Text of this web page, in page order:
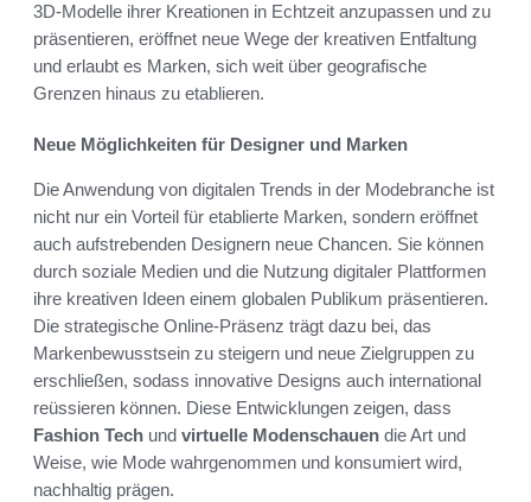
3D-Modelle ihrer Kreationen in Echtzeit anzupassen und zu
präsentieren, eröffnet neue Wege der kreativen Entfaltung
und erlaubt es Marken, sich weit über geografische
Grenzen hinaus zu etablieren.
Neue Möglichkeiten für Designer und Marken
Die Anwendung von digitalen Trends in der Modebranche ist
nicht nur ein Vorteil für etablierte Marken, sondern eröffnet
auch aufstrebenden Designern neue Chancen. Sie können
durch soziale Medien und die Nutzung digitaler Plattformen
ihre kreativen Ideen einem globalen Publikum präsentieren.
Die strategische Online-Präsenz trägt dazu bei, das
Markenbewusstsein zu steigern und neue Zielgruppen zu
erschließen, sodass innovative Designs auch international
reüssieren können. Diese Entwicklungen zeigen, dass
Fashion Tech und virtuelle Modenschauen die Art und
Weise, wie Mode wahrgenommen und konsumiert wird,
nachhaltig prägen.